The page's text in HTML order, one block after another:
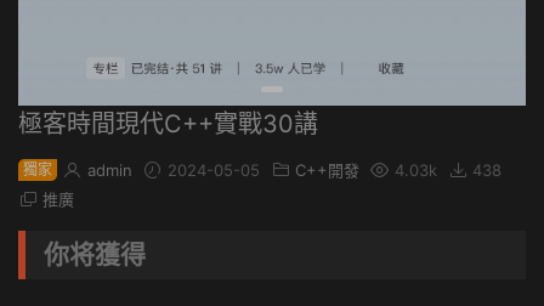
極客時間現代C++實戰30講
獨家 admin 2024-05-05 C++開發 4.03k
438
推廣
你将獲得